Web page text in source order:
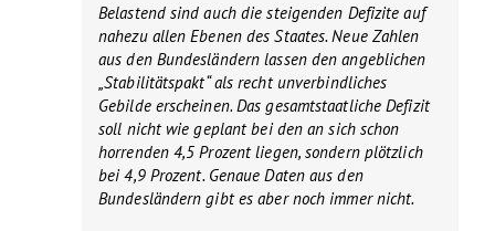
Belastend sind auch die steigenden Defizite auf
nahezu allen Ebenen des Staates. Neue Zahlen
aus den Bundesländern lassen den angeblichen
„Stabilitätspakt“ als recht unverbindliches
Gebilde erscheinen. Das gesamtstaatliche Defizit
soll nicht wie geplant bei den an sich schon
horrenden 4,5 Prozent liegen, sondern plötzlich
bei 4,9 Prozent. Genaue Daten aus den
Bundesländern gibt es aber noch immer nicht.